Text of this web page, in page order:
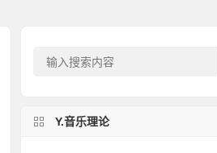
Y.音乐理论